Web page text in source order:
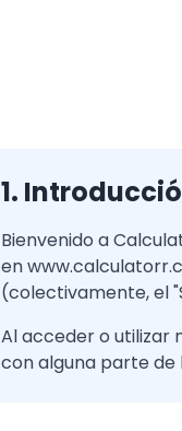
1.
Bienvenido a
en
(colectivamente, el
Al acceder o utilizar
con alguna parte de